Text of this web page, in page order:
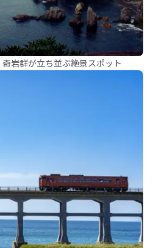
岩群が立ち並ぶ絶景スポット